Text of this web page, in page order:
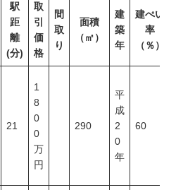
駅
距
離
(分)
取
引
価
格
間
取
り
面積
（㎡）
建
築
年
建ぺい
率
（％）
21
1
8
0
0
万
円
290
平
成
2
0
年
60